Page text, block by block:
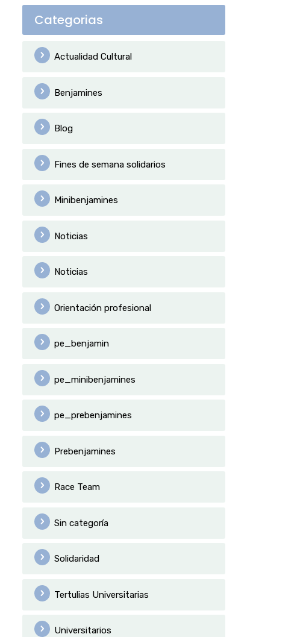
Categorias
Actualidad Cultural
Benjamines
Blog
Fines de semana solidarios
Minibenjamines
Noticias
Noticias
Orientación profesional
pe_benjamin
pe_minibenjamines
pe_prebenjamines
Prebenjamines
Race Team
Sin categoría
Solidaridad
Tertulias Universitarias
Universitarios